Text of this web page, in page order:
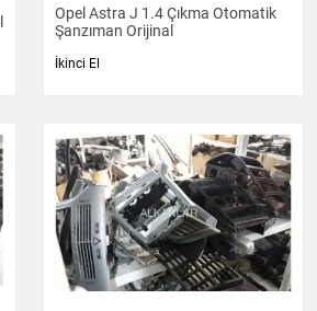
Opel Astra J 1.4 Çıkma Otomatik
Şanzıman Orijinal
İkinci El